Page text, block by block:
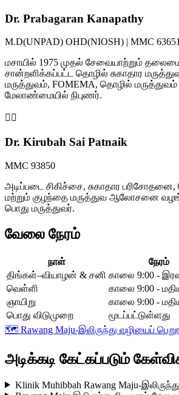
Dr. Prabagaran Kanapathy
M.D(UNPAD) OHD(NIOSH) | MMC
மசாயில் 1975 முதல் சேவையாற்றும்
சான்றளிக்கப்பட்ட தொழில் சுகாதார
மருத்துவம், FOMEMA, தொழில்
மேலாண்மையில் நிபுணர்.
👩‍⚕️
Dr. Kirubah Sai Patnaik
MMC 93850
அடிப்படை சிகிச்சை, சுகாதார
மற்றும் குழந்தை மருத்துவ ஆலோசனை
பொது மருத்துவர்.
வேலை நேரம்
நாள்
நேரம்
திங்கள்–வியாழன் & சனி காலை 9:00 -
வெள்ளி
காலை 9:00 -
ஞாயிறு
காலை 9:00 -
பொது விடுமுறை
மூடப்பட்டுள்ளது
🗺️ Rawang Maju-இலிருந்து வழியைப்
அடிக்கடி கேட்கப்படும்
Klinik Muhibbah Rawang Maju-